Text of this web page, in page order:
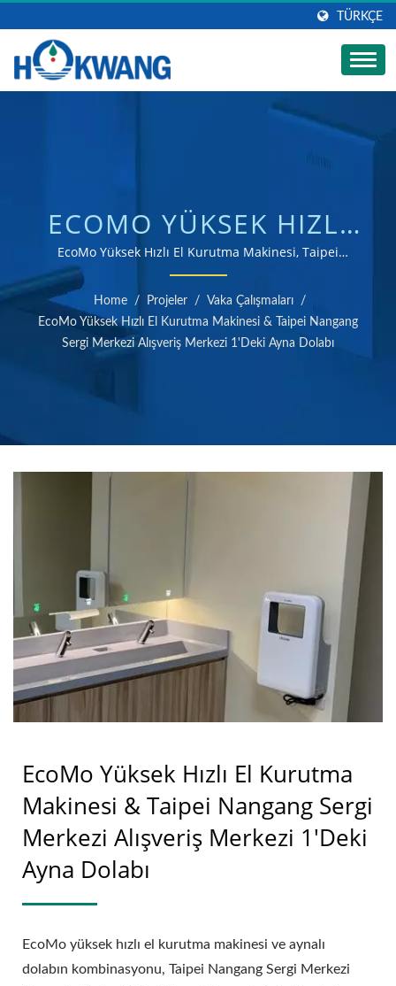
TÜRKÇE
ECOMO YÜKSEK HIZLI
EL KURUTMA MAKINESI,
TAIPEI NANGANG SERGI
MERKEZINDE |
OTOMATIK TICARI
SABUN DISPENSERI
ÜRETICISI | HOKWANG
EcoMo Yüksek Hızlı El Kurutma Makinesi, Taipei
Nangang Sergi Merkezinde | ISO 9001 ve 14001
sertifikalı el kurutma ve sabun dağıtıcı üreticisi
Home / Projeler / Vaka Çalışmaları
/
EcoMo Yüksek Hızlı El Kurutma Makinesi & Taipei Nangang
Sergi Merkezi Alışveriş Merkezi 1'deki Ayna Dolabı
EcoMo Yüksek Hızlı El Kurutma
Makinesi & Taipei Nangang Sergi
Merkezi Alışveriş Merkezi 1'deki
Ayna Dolabı
EcoMo yüksek hızlı el kurutma makinesi ve aynalı
dolabın kombinasyonu, Taipei Nangang Sergi Merkezi